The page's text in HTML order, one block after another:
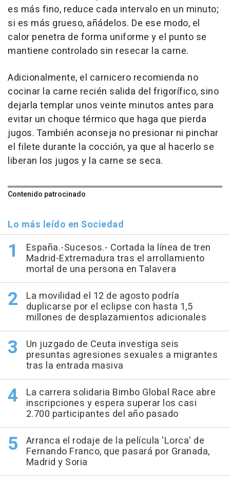
es más fino, reduce cada intervalo en un minuto;
si es más grueso, añádelos. De ese modo, el
calor penetra de forma uniforme y el punto se
mantiene controlado sin resecar la carne.
Adicionalmente, el carnicero recomienda no
cocinar la carne recién salida del frigorífico, sino
dejarla templar unos veinte minutos antes para
evitar un choque térmico que haga que pierda
jugos. También aconseja no presionar ni pinchar
el filete durante la cocción, ya que al hacerlo se
liberan los jugos y la carne se seca.
Contenido patrocinado
Lo más leído en Sociedad
España.-Sucesos.- Cortada la línea de tren
Madrid-Extremadura tras el arrollamiento
mortal de una persona en Talavera
La movilidad el 12 de agosto podría
duplicarse por el eclipse con hasta 1,5
millones de desplazamientos adicionales
Un juzgado de Ceuta investiga seis
presuntas agresiones sexuales a migrantes
tras la entrada masiva
La carrera solidaria Bimbo Global Race abre
inscripciones y espera superar los casi
2.700 participantes del año pasado
Arranca el rodaje de la película 'Lorca' de
Fernando Franco, que pasará por Granada,
Madrid y Soria